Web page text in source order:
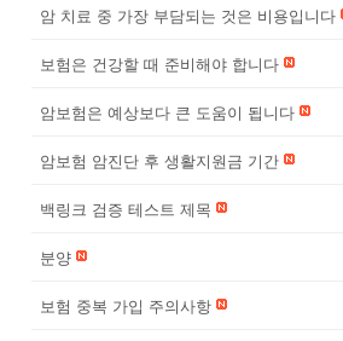
암 치료 중 가장 부담되는 것은 비용입니다
보험은 건강할 때 준비해야 합니다
암보험은 예상보다 큰 도움이 됩니다
암보험 암진단 후 생활지원금 기간
백링크 검증 테스트 제목
분양
보험 중복 가입 주의사항